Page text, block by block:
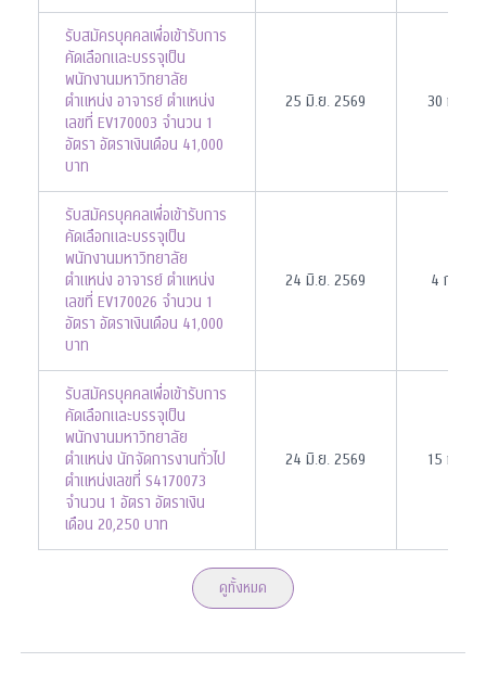
รับสมัครบุคคลเพื่อเข้ารับการ
คัดเลือกและบรรจุเป็น
พนักงานมหาวิทยาลัย
ตำแหน่ง อาจารย์ ตำแหน่ง
เลขที่ EV170003 จำนวน 1
อัตรา อัตราเงินเดือน 41,000
บาท
25 มิ.ย. 2569 30 ก.ย.
รับสมัครบุคคลเพื่อเข้ารับการ
คัดเลือกและบรรจุเป็น
พนักงานมหาวิทยาลัย
ตำแหน่ง อาจารย์ ตำแหน่ง
เลขที่ EV170026 จำนวน 1
อัตรา อัตราเงินเดือน 41,000
บาท
24 มิ.ย. 2569 4 ก.ย.
รับสมัครบุคคลเพื่อเข้ารับการ
คัดเลือกและบรรจุเป็น
พนักงานมหาวิทยาลัย
ตำแหน่ง นักจัดการงานทั่วไป
ตำแหน่งเลขที่ S4170073
จำนวน 1 อัตรา อัตราเงิน
เดือน 20,250 บาท
24 มิ.ย. 2569 15 ก.ค.
ดูทั้งหมด